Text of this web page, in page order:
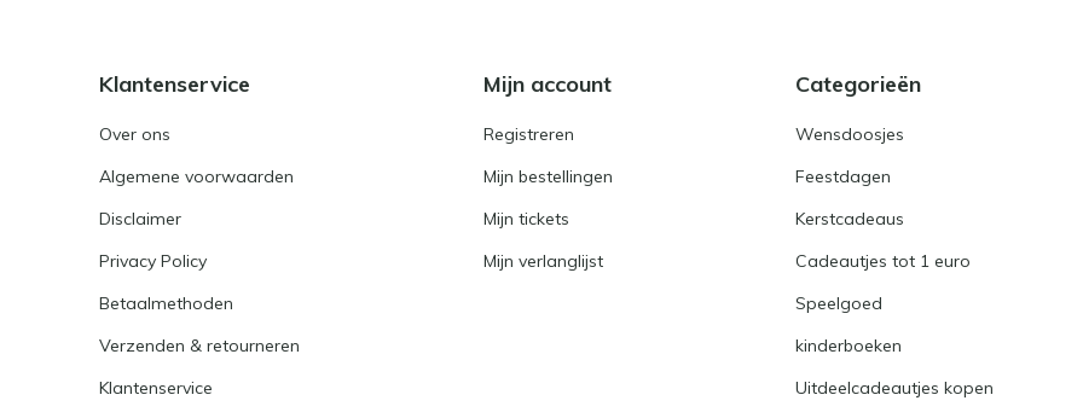
Klantenservice
Over ons
Algemene voorwaarden
Disclaimer
Privacy Policy
Betaalmethoden
Verzenden & retourneren
Klantenservice
Mijn account
Registreren
Mijn bestellingen
Mijn tickets
Mijn verlanglijst
Categorieën
Wensdoosjes
Feestdagen
Kerstcadeaus
Cadeautjes tot 1 euro
Speelgoed
kinderboeken
Uitdeelcadeautjes kopen